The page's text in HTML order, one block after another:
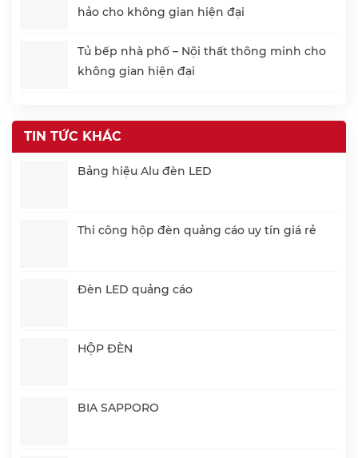
hảo cho không gian hiện đại
Tủ bếp nhà phố – Nội thất thông minh cho
không gian hiện đại
TIN TỨC KHÁC
Bảng hiệu Alu đèn LED
Thi công hộp đèn quảng cáo uy tín giá rẻ
Đèn LED quảng cáo
HỘP ĐÈN
BIA SAPPORO